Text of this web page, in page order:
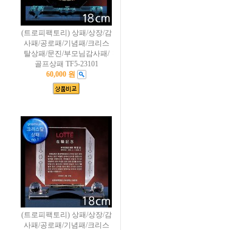
(트로피팩토리) 상패/상장/감
사패/공로패/기념패/크리스
탈상패/문진/부모님감사패/
골프상패 TF5-23101
60,000 원
(트로피팩토리) 상패/상장/감
사패/공로패/기념패/크리스